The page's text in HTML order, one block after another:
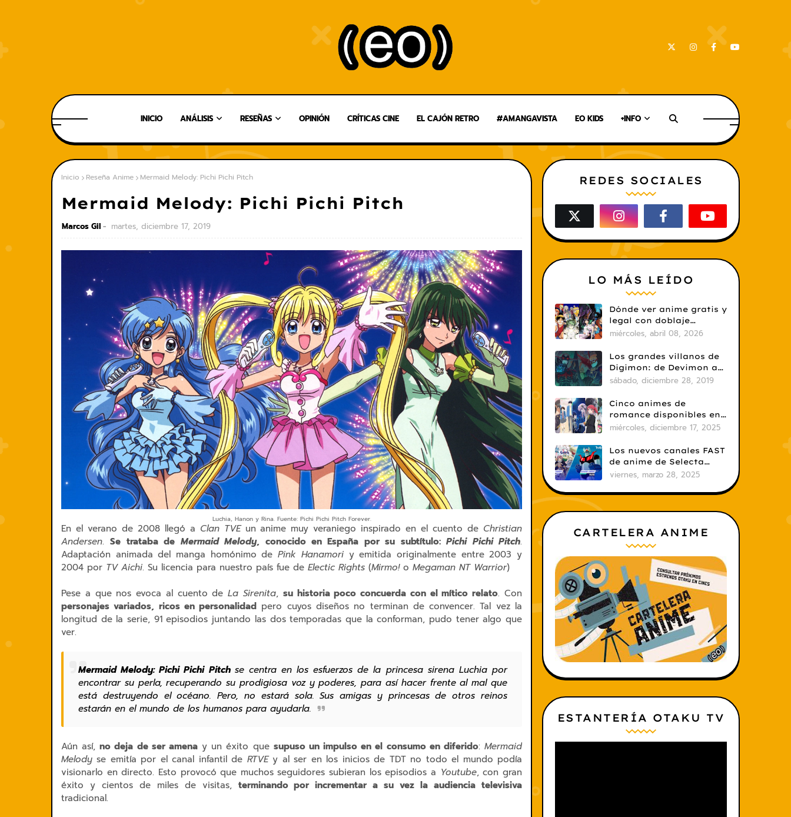
INICIO ANÁLISIS RESEÑAS OPINIÓN CRÍTICAS CINE EL CAJÓN RETRO #AMANGAVISTA EO KIDS +INFO
Inicio Reseña Anime Mermaid Melody: Pichi Pichi Pitch
Mermaid Melody: Pichi Pichi Pitch
Marcos Gil martes, diciembre 17, 2019
Luchia, Hanon y Rina. Fuente: Pichi Pichi Pitch Forever.
En el verano de 2008 llegó a Clan TVEun anime muy veraniego inspirado en el cuento de Christian
Andersen.Se trataba de Mermaid Melody, conocido en España por su subtítulo:Pichi Pichi Pitch.
Adaptación animada del manga homónimo dePink Hanamori y emitida originalmente entre 2003 y
2004 por TV Aichi. Su licencia para nuestro país fue de Electic Rights (Mirmo!o Megaman NT Warrior)
Pese a que nos evoca al cuento deLa Sirenita, su historia poco concuerda con el mítico relato. Con
personajes variados, ricos en personalidad pero cuyos diseños no terminan de convencer. Tal vez la
longitud de la serie, 91 episodios juntando las dos temporadas que la conforman, pudo tener algo que
ver.
Mermaid Melody: Pichi Pichi Pitch se centra en los esfuerzos de la princesa sirena Luchia por
encontrar su perla, recuperando su prodigiosa voz y poderes, para así hacer frente al mal que
está destruyendo el océano. Pero, no estará sola. Sus amigas y princesas de otros reinos
estarán en el mundo de los humanos para ayudarla.
Aún así,no deja de ser amenay un éxito que supuso un impulso en el consumo en diferido:Mermaid
Melody se emitía por el canal infantil de RTVEy al ser en los inicios de TDT no todo el mundo podía
visionarlo en directo. Esto provocó que muchos seguidores subieran los episodios a Youtube, con gran
éxito y cientos de miles de visitas, terminando por incrementar a su vez la audiencia televisiva
tradicional.
REDES SOCIALES
LO MÁS LEÍDO
Dónde ver anime gratis y
legal con doblaje
castellano en 2026
miércoles, abril 08, 2026
Los grandes villanos de
Digimon: de Devimon a
Digimon Emperador
sábado, diciembre 28, 2019
Cinco animes de
romance disponibles en
Crunchyroll
miércoles, diciembre 17, 2025
Los nuevos canales FAST
de anime de Selecta
Visión: un salto
viernes, marzo 28, 2025
CARTELERA ANIME
ESTANTERÍA OTAKU TV